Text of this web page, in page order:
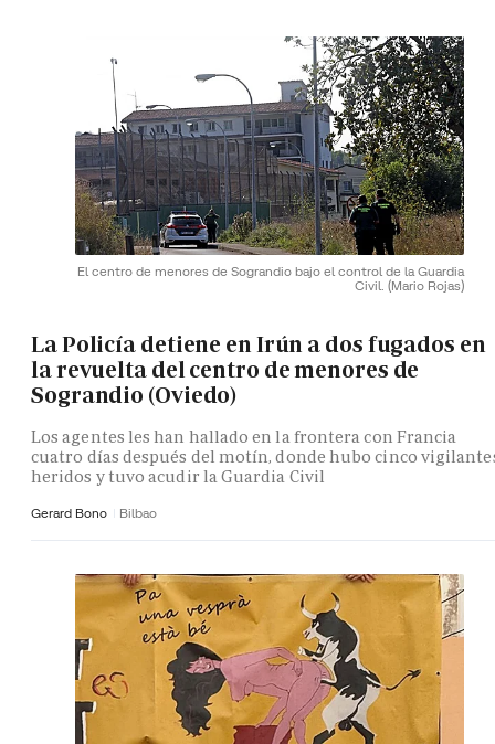
El centro de menores de Sograndio bajo el control de la Guardia
Civil. (Mario Rojas)
La Policía detiene en Irún a dos fugados en
la revuelta del centro de menores de
Sograndio (Oviedo)
Los agentes les han hallado en la frontera con Francia
cuatro días después del motín, donde hubo cinco
heridos y tuvo acudir la Guardia Civil
Gerard Bono Bilbao